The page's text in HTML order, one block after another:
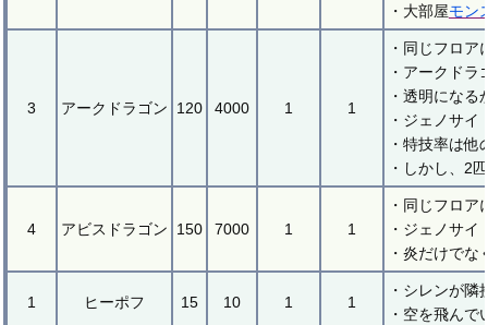
・大部屋モン
3 アークドラゴン 120 4000 1 1
・同じフロ
・アークド
・透明にな
・ジェノサ
・特技率は
・しかし、2
4 アビスドラゴン 150 7000 1 1
・同じフロ
・ジェノサ
・炎だけで
1 ヒーポフ 15 10 1 1
・シレンが
・空を飛んで